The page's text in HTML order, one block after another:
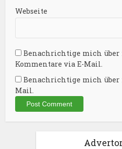
Webseite
Benachrichtige mich über
Kommentare via E-Mail.
Benachrichtige mich über
Mail.